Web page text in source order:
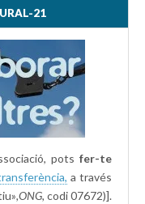
21
pots fer-te
a través
,ONG, codi 07672)].